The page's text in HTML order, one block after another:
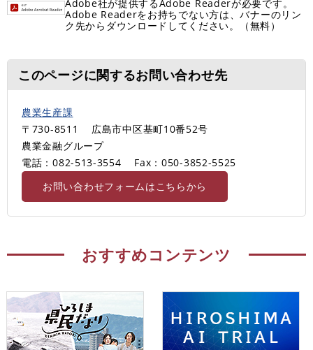
Adobe社が提供するAdobe Readerが必要です。
Adobe Readerをお持ちでない方は、バナーのリン
ク先からダウンロードしてください。（無料）
このページに関するお問い合わせ先
農業生産課
〒730-8511
広島市中区基町10番52号
農業金融グループ
電話：082-513-3554
Fax：050-3852-5525
お問い合わせフォームはこちらから
おすすめコンテンツ